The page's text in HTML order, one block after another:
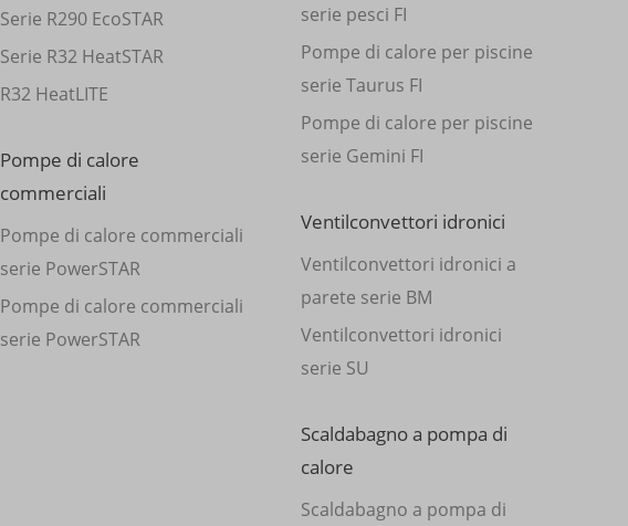
Serie R290 EcoSTAR
Serie R32 HeatSTAR
R32 HeatLITE
Pompe di calore
commerciali
Pompe di calore commerciali
serie PowerSTAR
Pompe di calore commerciali
serie PowerSTAR
serie pesci FI
Pompe di calore per piscine
serie Taurus FI
Pompe di calore per piscine
serie Gemini FI
Ventilconvettori idronici
Ventilconvettori idronici a
parete serie BM
Ventilconvettori idronici
serie SU
Scaldabagno a pompa di
calore
Scaldabagno a pompa di